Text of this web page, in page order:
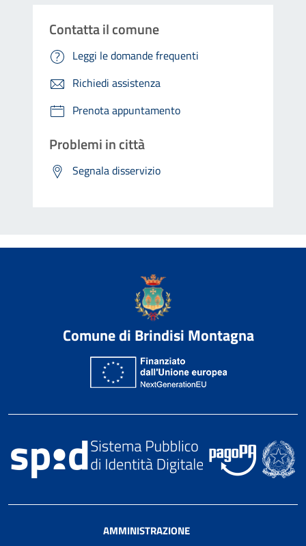
Contatta il comune
Leggi le domande frequenti
Richiedi assistenza
Prenota appuntamento
Problemi in città
Segnala disservizio
Comune di Brindisi Montagna
AMMINISTRAZIONE